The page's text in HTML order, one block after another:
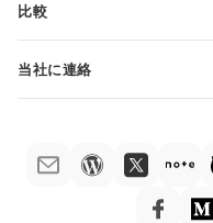
ヘルプ・センター
デモ注文
比較
ONLYOFFICE Docs vs Google
ONLYOFFICE Docs vs WPS
ONLYOFFICE Docs vs Adobe
当社に連絡
プレスリリースに関する質問
折返し電話をリクエスト